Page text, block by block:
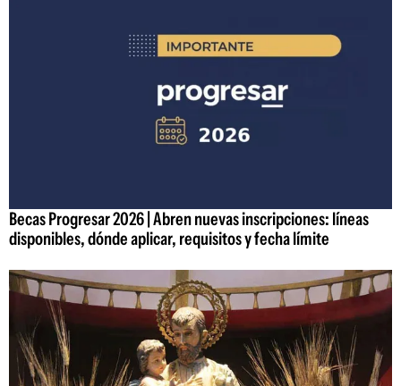
Becas Progresar 2026 | Abren nuevas inscripciones: líneas
disponibles, dónde aplicar, requisitos y fecha límite